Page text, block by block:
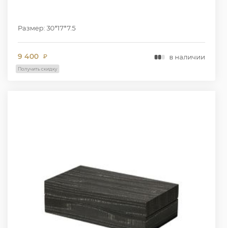
Размер: 30*17*7.5
9 400 ₽ в наличии
Получить скидку